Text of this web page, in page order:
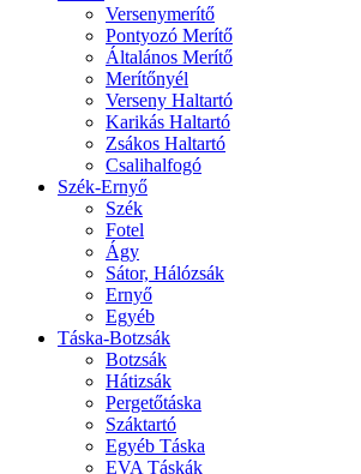
Versenymerítő
Pontyozó Merítő
Általános Merítő
Merítőnyél
Verseny Haltartó
Karikás Haltartó
Zsákos Haltartó
Csalihalfogó
Szék-Ernyő
Szék
Fotel
Ágy
Sátor, Hálózsák
Ernyő
Egyéb
Táska-Botzsák
Botzsák
Hátizsák
Pergetőtáska
Száktartó
Egyéb Táska
EVA Táskák